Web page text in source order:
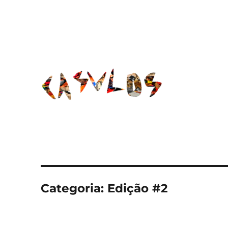
Categoria: Edição #2